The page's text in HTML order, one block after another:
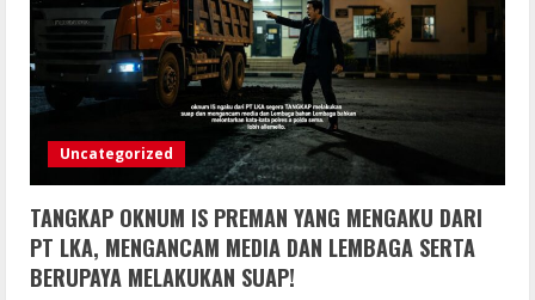
Uncategorized
TANGKAP OKNUM IS PREMAN YANG MENGAKU DARI
PT LKA, MENGANCAM MEDIA DAN LEMBAGA SERTA
BERUPAYA MELAKUKAN SUAP!